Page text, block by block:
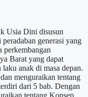
Usia Dini disusun
generasi yang
perkembangan
Barat yang dapat
anak di masa depan.
menguraikan tentang
dari 5 bab. Dengan
tentang Konsep